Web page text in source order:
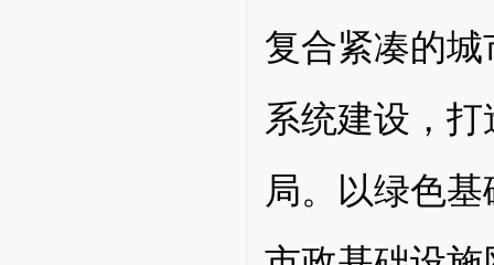
复合紧凑的
系统建设，
局。以绿色